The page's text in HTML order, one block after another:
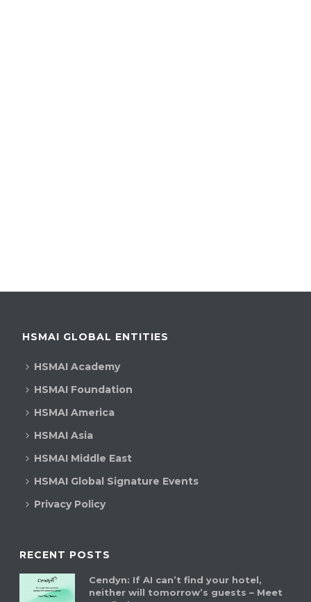
HSMAI GLOBAL ENTITIES
HSMAI Academy
HSMAI Foundation
HSMAI America
HSMAI Asia
HSMAI Middle East
HSMAI Global Signature Events
Privacy Policy
RECENT POSTS
Cendyn: If AI can’t find your hotel,
neither will tomorrow’s guests – Meet